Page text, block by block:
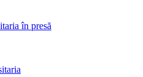
în presă